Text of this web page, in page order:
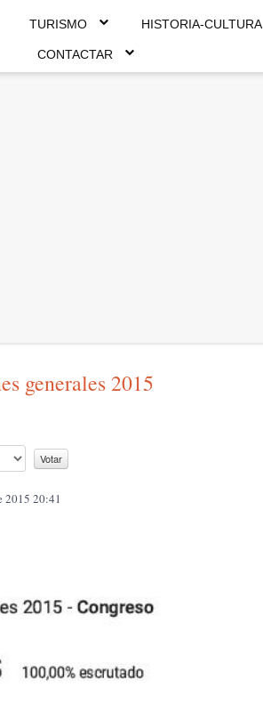
TURISMO HISTORIA-CULTURA
CONTACTAR
generales 2015
2015 20:41